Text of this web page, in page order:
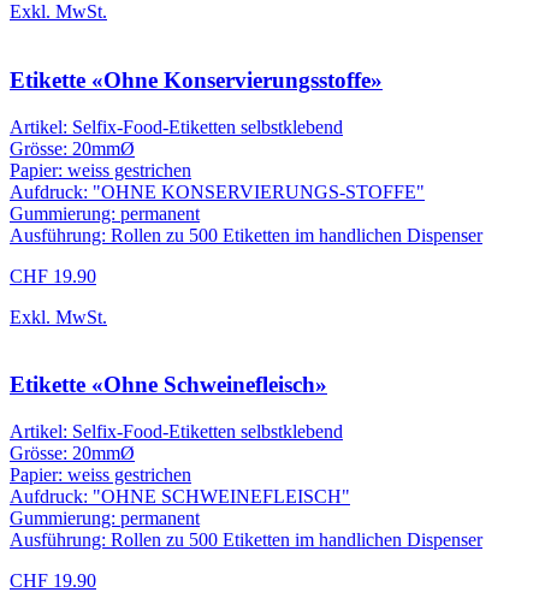
Exkl. MwSt.
Etikette «Ohne Konservierungsstoffe»
Artikel: Selfix-Food-Etiketten selbstklebend
Grösse: 20mmØ
Papier: weiss gestrichen
Aufdruck: "OHNE KONSERVIERUNGS-STOFFE"
Gummierung: permanent
Ausführung: Rollen zu 500 Etiketten im handlichen Dispenser
CHF 19.90
Exkl. MwSt.
Etikette «Ohne Schweinefleisch»
Artikel: Selfix-Food-Etiketten selbstklebend
Grösse: 20mmØ
Papier: weiss gestrichen
Aufdruck: "OHNE SCHWEINEFLEISCH"
Gummierung: permanent
Ausführung: Rollen zu 500 Etiketten im handlichen Dispenser
CHF 19.90